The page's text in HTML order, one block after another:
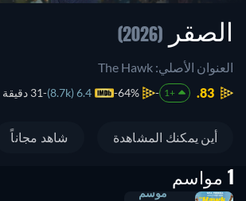
الصقر (2026)
العنوان الأصلي: The Hawk
83.
+1
64%
6.4 (8.7k) 31 دقيقة
أين يمكنك المشاهدة شاهد مجاناً
1 مواسم
موسم